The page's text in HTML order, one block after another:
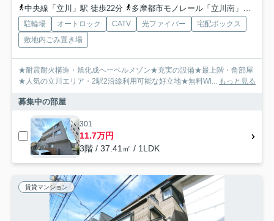
中央線「立川」駅 徒歩22分
多摩都市モノレール「立川南」駅 徒歩21分
駐輪場 オートロック CATV 光ファイバー
宅配ボックス
敷地内ごみ置き場
★耐震耐火構造・旭化成ヘーベルメゾン★充実の設備★最上階・角部屋
★人気の立川エリア・2駅2沿線利用可能な好立地★無料Wi... もっと見る
募集中の部屋
301
11.7万円
3階 / 37.41㎡ / 1LDK
賃貸マンション